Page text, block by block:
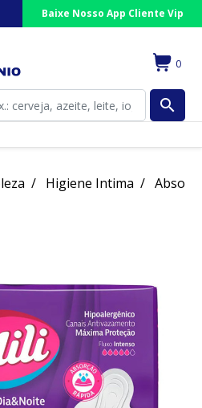
Baixe Nosso App Cliente Vip
0
search
Higiene Intima